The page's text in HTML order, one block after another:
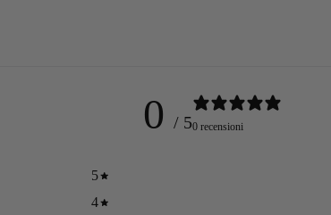
0 / 50 recensioni
5
4